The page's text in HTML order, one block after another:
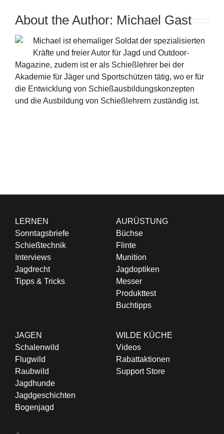
About the Author: Michael Gast
Michael ist ehemaliger Soldat der spezialisierten
Kräfte und freier Autor für Jagd und Outdoor-
Magazine, zudem ist er als Schießlehrer bei der
Akademie für Jäger und Sportschützen tätig, wo er für
die Entwicklung von Schießausbildungskonzepten
und die Ausbildung von Schießlehrern zuständig ist.
LERNEN
Sonntagsbriefe
Schießtechnik
Interviews
Jagdrecht
Tipps & Tricks
AURÜSTUNG
Büchse
Flinte
Munition
Jagdoptiken
Messer
Produkttest
Buchtipps
JAGEN
Schalenwild
Flugwild
Raubwild
Jagdhunde
Jagdgeschichten
Bogenjagd
WILDE KÜCHE
Videos
Rabattaktionen
Support Store